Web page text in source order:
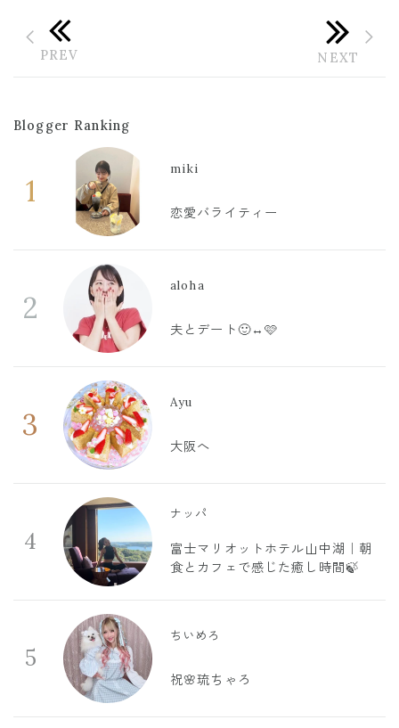
Blogger Ranking
1
miki
恋愛バライティー
2
aloha
夫とデート🙂‍↔️🩷
3
Ayu
大阪へ
4
ナッパ
富士マリオットホテル山中湖｜朝
食とカフェで感じた癒し時間🍃
5
ちいめろ
祝🌸琉ちゃろ